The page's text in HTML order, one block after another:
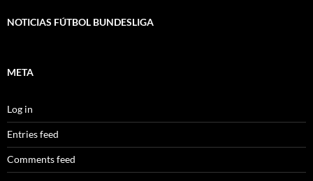
NOTICIAS FÚTBOL BUNDESLIGA
META
Log in
Entries feed
Comments feed